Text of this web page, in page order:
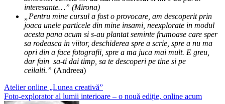
interesante…” (Mirona)
„Pentru mine cursul a fost o provocare, am descoperit prin
joaca unele particele din mine insami, neexplorate in modul
acesta pana acum si s-au plantat seminte frumoase care sper
sa rodeasca in viitor, deschiderea spre a scrie, spre a nu ma
opri din a face fotografii, spre a ma juca mai mult. E greu,
dar fain sa-ti dai timp, sa te descoperi pe tine si pe
ceilalti.” (Andreea)
Post
Atelier online „Lunea creativă”
Foto-explorator al lumii interioare – o nouă ediție, online acum